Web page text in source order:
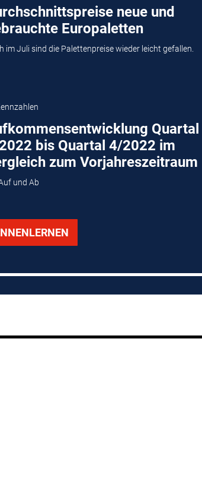
neue und
Europaletten
im Juli sind die Palettenpreise wieder leicht gefallen.
Quartal
bis Quartal 4/2022 im
zum Vorjahreszeitraum
und Ab